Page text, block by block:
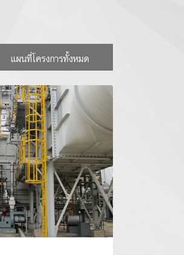
แผนที่โครงการทั้งหมด